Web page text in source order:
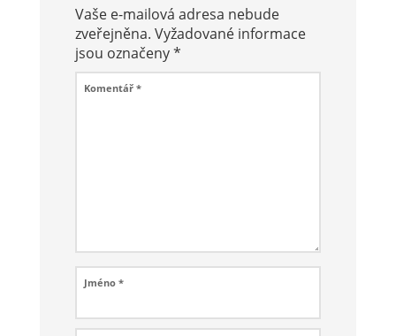
Vaše e-mailová adresa nebude
zveřejněna. Vyžadované informace
jsou označeny*
Komentář *
Jméno *